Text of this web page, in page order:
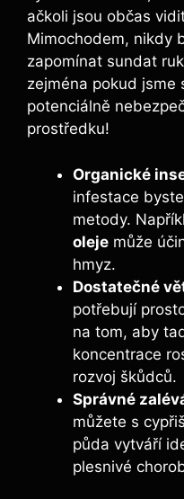
ačkoli jsou občas
Mimochodem, nikdy
zapomínat sundat
zejména pokud jsme
potenciálně
prostředku!
Organické
infestace
metody.
oleje může
hmyz.
Dostatečné
potřebují
na tom, aby
koncentrace
rozvoj škůdců.
Správné
můžete s
půda vytváří
plesnivé